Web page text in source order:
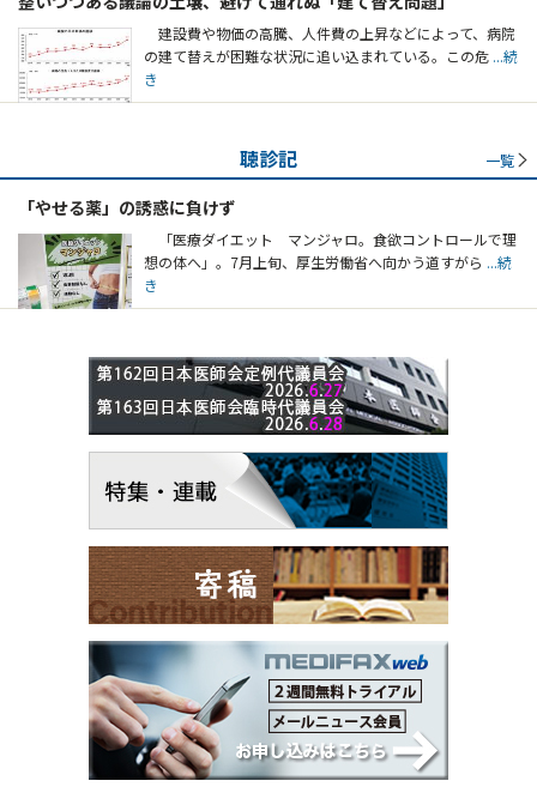
建設費や物価の高騰、人件費の上昇などによって、病院
の建て替えが困難な状況に追い込まれている。この危 ...続
き
聴診記 一覧
「やせる薬」の誘惑に負けず
「医療ダイエット マンジャロ。食欲コントロールで理
想の体へ」。7月上旬、厚生労働省へ向かう道すがら ...続
き